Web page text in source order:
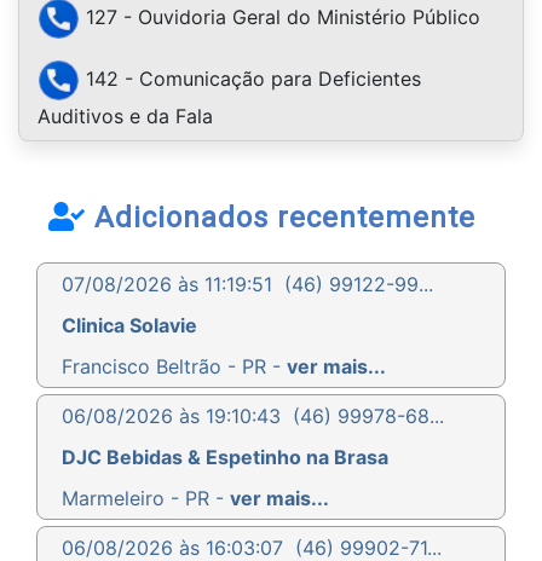
127 - Ouvidoria Geral do Ministério Público
142 - Comunicação para Deficientes
Auditivos e da Fala
Adicionados recentemente
07/08/2026 às 11:19:51 (46) 99122-99...
Clinica Solavie
Francisco Beltrão - PR - ver mais...
06/08/2026 às 19:10:43 (46) 99978-68...
DJC Bebidas & Espetinho na Brasa
Marmeleiro - PR - ver mais...
06/08/2026 às 16:03:07 (46) 99902-71...